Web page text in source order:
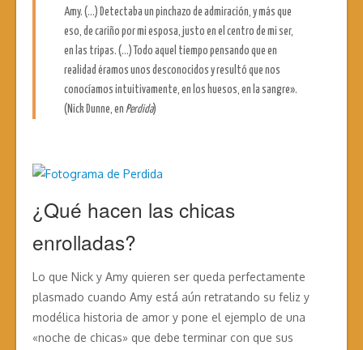
Amy. (…) Detectaba un pinchazo de admiración, y más que
eso, de cariño por mi esposa, justo en el centro de mi ser,
en las tripas. (…) Todo aquel tiempo pensando que en
realidad éramos unos desconocidos y resultó que nos
conocíamos intuitivamente, en los huesos, en la sangre».
(Nick Dunne, en Perdida)
¿Qué hacen las chicas
enrolladas?
Lo que Nick y Amy quieren ser queda perfectamente
plasmado cuando Amy está aún retratando su feliz y
modélica historia de amor y pone el ejemplo de una
«noche de chicas» que debe terminar con que sus